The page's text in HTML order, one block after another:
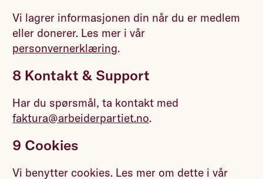
Vi lagrer informasjonen din når du er medlem
eller donerer. Les mer i vår
personvernerklæring.
8 Kontakt & Support
Har du spørsmål, ta kontakt med
faktura@arbeiderpartiet.no.
9 Cookies
Vi benytter cookies. Les mer om dette i vår